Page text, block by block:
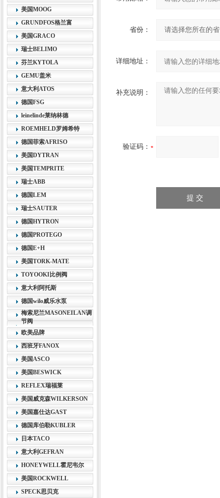
美国MOOG
GRUNDFOS格兰富
美国GRACO
瑞士BELIMO
芬兰KYTOLA
GEMU盖米
意大利ATOS
德国FSG
leinelinde莱纳林德
ROEMHELD罗姆希特
德国菲索AFRISO
美国DYTRAN
美国TEMPRITE
瑞士ABB
德国LEM
瑞士SAUTER
德国HYTRON
德国PROTEGO
德国E+H
美国TORK-MATE
TOYOOKI比例阀
意大利阿托斯
德国wilo威乐水泵
梅索尼兰MASONEILAN调
节阀
欧美品牌
西班牙FANOX
美国ASCO
美国BESWICK
REFLEX瑞福莱
美国威克森WILKERSON
美国嘉仕达GAST
德国库伯勒KUBLER
日本TACO
意大利GEFRAN
HONEYWELL霍尼韦尔
美国ROCKWELL
SPECK思贝克
省份：
详细地址：
补充说明：
验证码：